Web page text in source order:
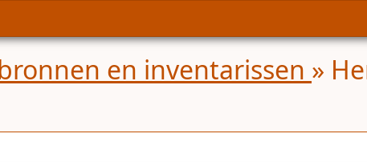
en inventarissen »